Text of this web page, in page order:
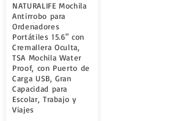
NATURALIFE Mochila
Antirrobo para
Ordenadores
Portátiles 15.6" con
Cremallera Oculta,
TSA Mochila Water
Proof, con Puerto de
Carga USB, Gran
Capacidad para
Escolar, Trabajo y
Viajes